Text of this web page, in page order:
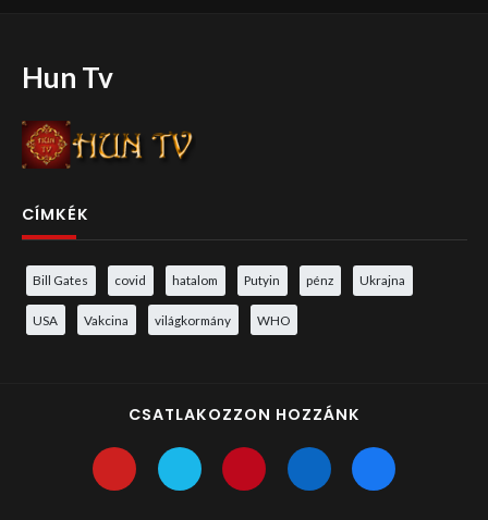
Hun Tv
CÍMKÉK
Bill Gates covid hatalom Putyin pénz Ukrajna
USA Vakcina világkormány WHO
CSATLAKOZZON HOZZÁNK